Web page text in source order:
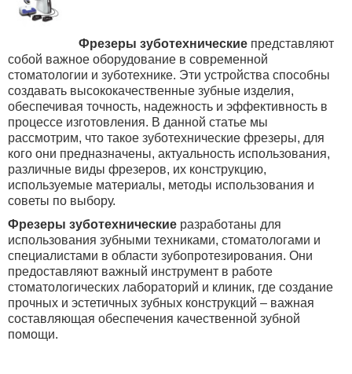
Фрезеры зуботехнические представляют
собой важное оборудование в современной
стоматологии и зуботехнике. Эти устройства способны
создавать высококачественные зубные изделия,
обеспечивая точность, надежность и эффективность в
процессе изготовления. В данной статье мы
рассмотрим, что такое зуботехнические фрезеры, для
кого они предназначены, актуальность использования,
различные виды фрезеров, их конструкцию,
используемые материалы, методы использования и
советы по выбору.
Фрезеры зуботехнические разработаны для
использования зубными техниками, стоматологами и
специалистами в области зубопротезирования. Они
предоставляют важный инструмент в работе
стоматологических лабораторий и клиник, где создание
прочных и эстетичных зубных конструкций – важная
составляющая обеспечения качественной зубной
помощи.